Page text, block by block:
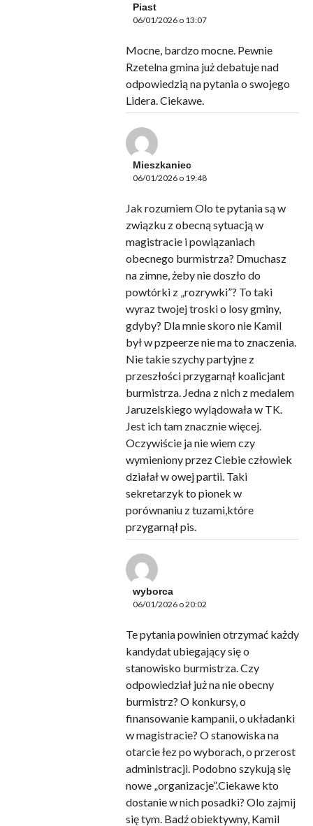
Piast
06/01/2026 o 13:07
Mocne, bardzo mocne. Pewnie
Rzetelna gmina już debatuje nad
odpowiedzią na pytania o swojego
Lidera. Ciekawe.
Mieszkaniec
06/01/2026 o 19:48
Jak rozumiem Olo te pytania są w
związku z obecną sytuacją w
magistracie i powiązaniach
obecnego burmistrza? Dmuchasz
na zimne, żeby nie doszło do
powtórki z „rozrywki”? To taki
wyraz twojej troski o losy gminy,
gdyby? Dla mnie skoro nie Kamil
był w pzpeerze nie ma to znaczenia.
Nie takie szychy partyjne z
przeszłości przygarnął koalicjant
burmistrza. Jedna z nich z medalem
Jaruzelskiego wylądowała w TK.
Jest ich tam znacznie więcej.
Oczywiście ja nie wiem czy
wymieniony przez Ciebie człowiek
działał w owej partii. Taki
sekretarzyk to pionek w
porównaniu z tuzami,które
przygarnął pis.
wyborca
06/01/2026 o 20:02
Te pytania powinien otrzymać każdy
kandydat ubiegający się o
stanowisko burmistrza. Czy
odpowiedział już na nie obecny
burmistrz? O konkursy, o
finansowanie kampanii, o układanki
w magistracie? O stanowiska na
otarcie łez po wyborach, o przerost
administracji. Podobno szykują się
nowe „organizacje”.Ciekawe kto
dostanie w nich posadki? Olo zajmij
się tym. Badź obiektywny, Kamil